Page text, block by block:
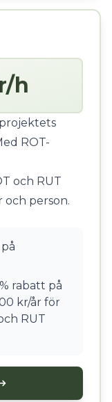
h
ROT-
och RUT
och person.
rabatt på
kr/år för
RUT